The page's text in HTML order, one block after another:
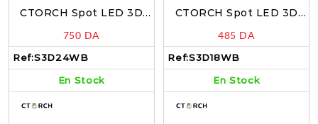
CTORCH Spot LED 3D
S3D24WB
750 DA
Ref:S3D24WB
En Stock
CTORCH Spot LED 3D
S3D18WB
485 DA
Ref:S3D18WB
En Stock